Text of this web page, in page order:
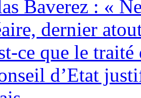
Baverez : «
dernier
ce que le traité
d’Etat